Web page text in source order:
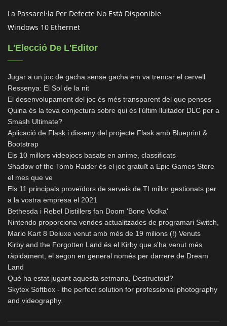
La Passarel·la Per Defecte No Està Disponible
Windows 10 Ethernet
L'Elecció De L'Editor
Jugar a un joc de gacha sense gacha em va trencar el cervell
Ressenya: El Sol de la nit
El desenvolupament del joc és més transparent del que penses
Quina és la teva conjectura sobre qui és l'últim lluitador DLC per a
Smash Ultimate?
Aplicació de Flask i disseny del projecte Flask amb Blueprint &
Bootstrap
Els 10 millors videojocs basats en anime, classificats
Shadow of the Tomb Raider és el joc gratuït a Epic Games Store
el mes que ve
Els 11 principals proveïdors de serveis de TI millor gestionats per
a la vostra empresa el 2021
Bethesda i Rebel Distillers fan Doom 'Bone Vodka'
Nintendo proporciona vendes actualitzades de programari Switch,
Mario Kart 8 Deluxe venut amb més de 19 milions (!) Venuts
Kirby and the Forgotten Land és el Kirby que s'ha venut més
ràpidament, el segon en general només per darrere de Dream
Land
Què ha estat jugant aquesta setmana, Destructoid?
Skytex Softbox - the perfect solution for professional photography
and videography.